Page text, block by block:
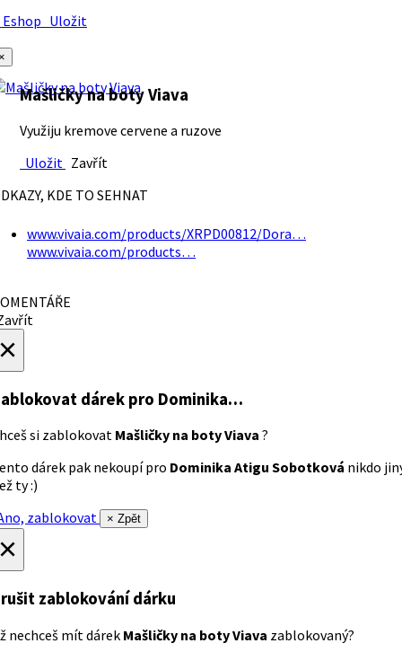
Uložit
Mašličky na boty Viava
Využiju kremove cervene a ruzove
Uložit Zavřít
KDE TO SEHNAT
www.vivaia.com/products/XRPD00812/Dora…
www.vivaia.com/products…
dárek pro Dominika…
si zablokovat Mašličky na boty Viava ?
dárek pak nekoupí pro Dominika Atigu Sobotková nikdo
ty :)
zablokovat
× Zpět
zablokování dárku
nechceš mít dárek Mašličky na boty Viava zablokovaný?